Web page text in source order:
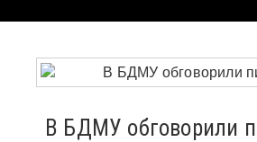
В БДМУ обговорили